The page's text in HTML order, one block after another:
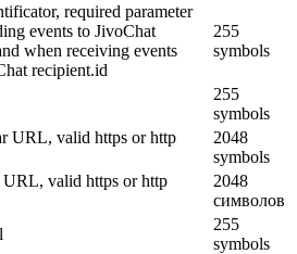
required parameter
events to JivoChat
when receiving events
recipient.id
255
symbols
255
symbols
URL, valid https or http
2048
symbols
URL, valid https or http
2048
символов
255
symbols